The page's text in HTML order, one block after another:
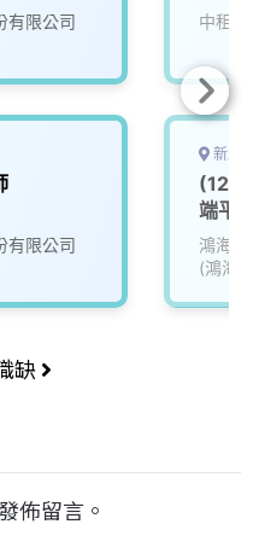
有限公司
有限公司
中租迪
新北
(12)
端平
鴻海精
(鴻海)
缺
佈留言。